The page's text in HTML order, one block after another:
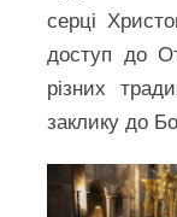
серці
доступ до
різних
заклику до